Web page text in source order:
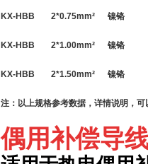
KX-HBB 2*0.75mm² 镍铬
KX-HBB 2*1.00mm² 镍铬
KX-HBB 2*1.50mm² 镍铬
注：以上规格参考数据，详情说明，可
偶用补偿导